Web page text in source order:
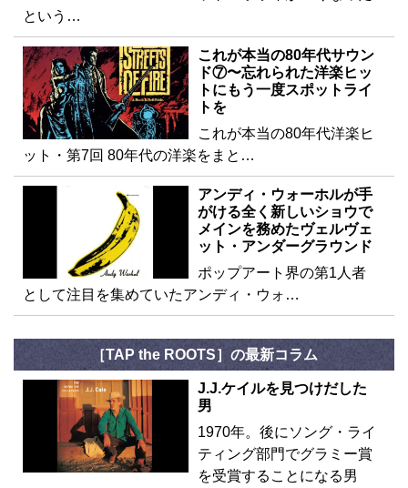
という…
これが本当の80年代サウン
ド⑦〜忘れられた洋楽ヒッ
トにもう一度スポットライ
トを
これが本当の80年代洋楽ヒ
ット・第7回 80年代の洋楽をまと…
アンディ・ウォーホルが手
がける全く新しいショウで
メインを務めたヴェルヴェ
ット・アンダーグラウンド
ポップアート界の第1人者
として注目を集めていたアンディ・ウォ…
［TAP the ROOTS］の最新コラム
J.J.ケイルを見つけだした
男
1970年。後にソング・ライ
ティング部門でグラミー賞
を受賞することになる男